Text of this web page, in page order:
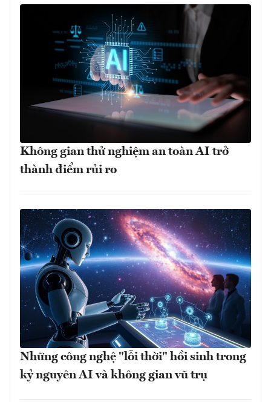
Không gian thử nghiệm an toàn AI trở
thành điểm rủi ro
Những công nghệ "lỗi thời" hồi sinh trong
kỷ nguyên AI và không gian vũ trụ